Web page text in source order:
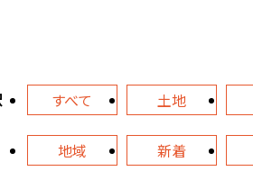
すべて 土地
地域 新着